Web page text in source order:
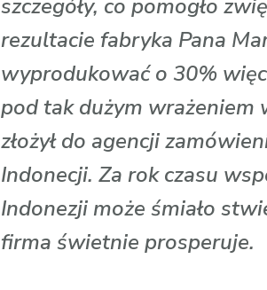
szczegóły, co pomogło
rezultacie fabryka Pana
wyprodukować o 30%
pod tak dużym wrażeniem
złożył do agencji
Indonecji. Za rok czasu
Indonezji może śmiało
firma świetnie prosperuje.